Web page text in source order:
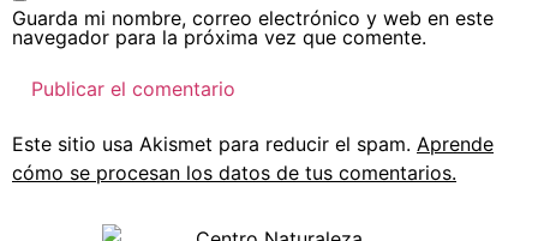
Guarda mi nombre, correo electrónico y web en este
navegador para la próxima vez que comente.
Este sitio usa Akismet para reducir el spam. Aprende
cómo se procesan los datos de tus comentarios.